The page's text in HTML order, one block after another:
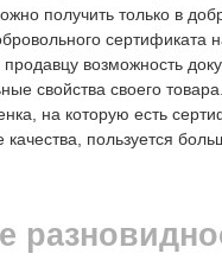
получить только в
сертификата
возможность
свойства своего товара.
на которую есть
пользуется